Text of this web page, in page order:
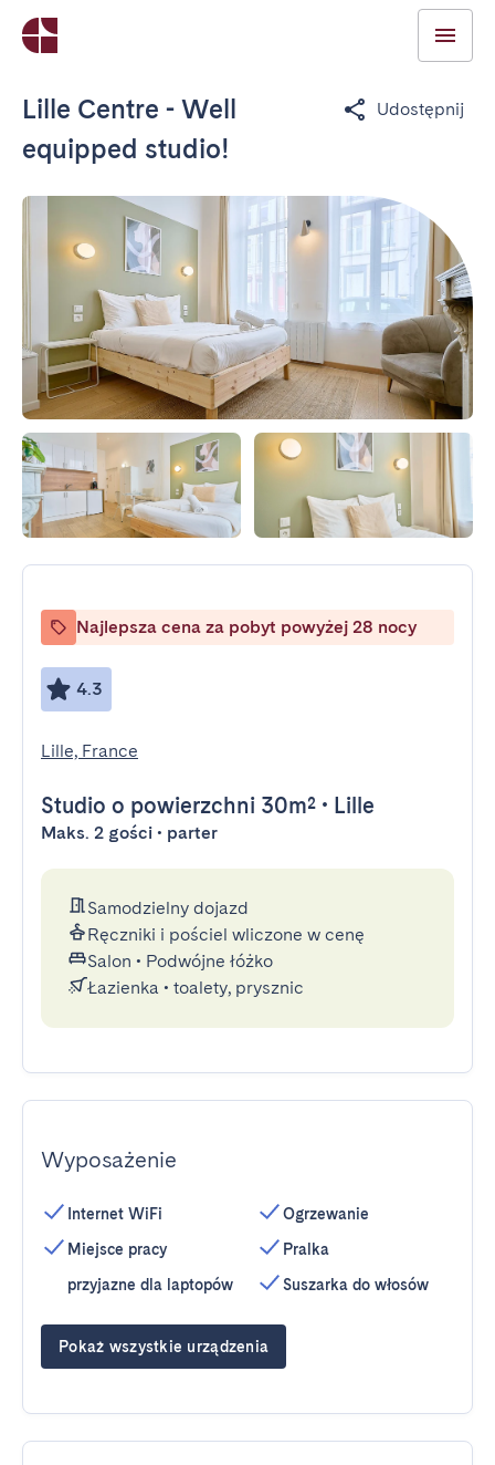
Lille Centre - Well
equipped studio!
Udostępnij
Najlepsza cena za pobyt powyżej 28 nocy
4.3
Lille, France
Studio o powierzchni 30m² • Lille
Maks. 2 gości • parter
Samodzielny dojazd
Ręczniki i pościel wliczone w cenę
Salon • Podwójne łóżko
Łazienka • toalety, prysznic
Wyposażenie
Internet WiFi
Miejsce pracy
przyjazne dla laptopów
Ogrzewanie
Pralka
Suszarka do włosów
Pokaż wszystkie urządzenia